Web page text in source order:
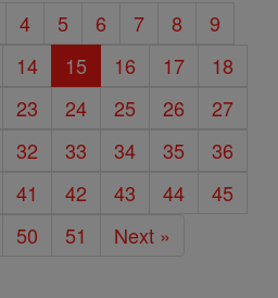
4 5 6 7 8
9
14 15 16 17
18
23 24 25 26
27
32 33 34 35
36
41 42 43 44
45
50 51 Next »